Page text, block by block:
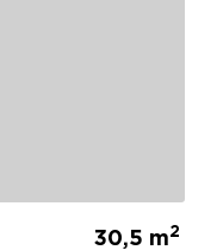
30,5 m2